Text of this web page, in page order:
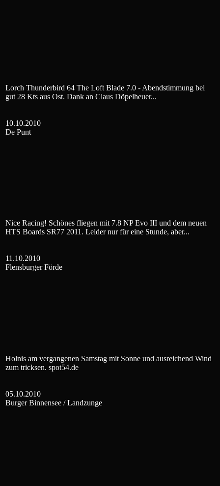
Lorch Thunderbird 64 The Loft Blade 7.0 - Abendstimmung bei
gut 28 Kts aus Ost. Dank an Claus Döpelheuer...
10.10.2010
De Punt
Nice Racing! Schönes fliegen mit 7.8 NP Evo III und dem neuen
HTS Boards SR77 2011. Leider nur für eine Stunde, aber...
11.10.2010
Flensburger Förde
Holnis am vergangenen Samstag mit Sonne und ausreichend Wind
zum tricksen. spot54.de
05.10.2010
Burger Binnensee / Landzunge